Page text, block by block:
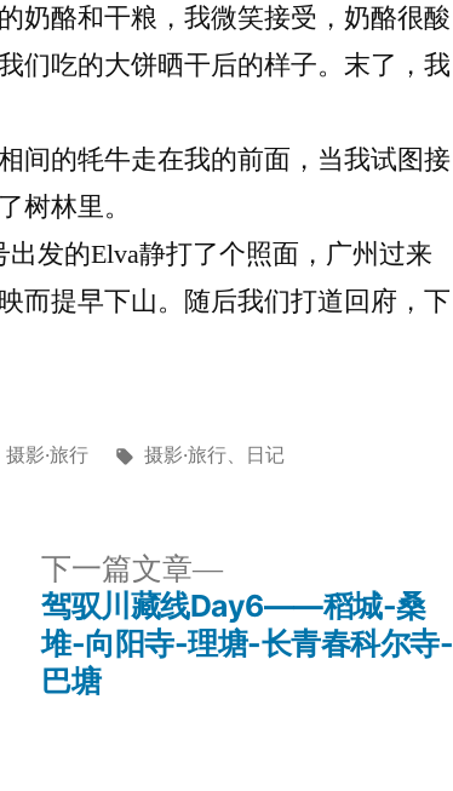
奶酪和干粮，我微笑接受，奶酪很酸
们吃的大饼晒干后的样子。末了，我
间的牦牛走在我的前面，当我试图接
树林里。
发的Elva静打了个照面，广州过来
而提早下山。随后我们打道回府，下
发
摄影·旅行
标
摄影·旅行、 日记
下一篇文章
下
一
篇
驾驭川藏线Day6——稻城-桑
堆-向阳寺-理塘-长青春科尔寺-
巴塘